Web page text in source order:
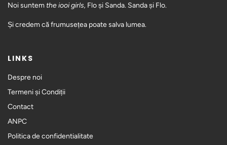
Noi suntem the iooi girls, Flo și Sanda. Sanda și Flo.
Și credem că frumusețea poate salva lumea.
LINKS
Despre noi
Termeni și Condiții
Contact
ANPC
Politica de confidentialitate